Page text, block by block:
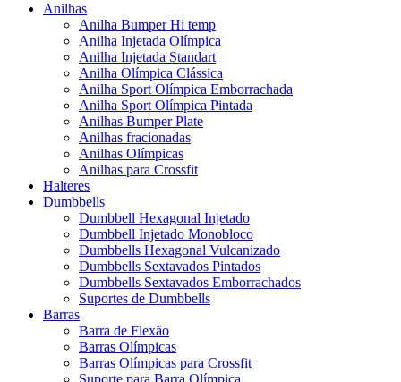
Anilhas
Anilha Bumper Hi temp
Anilha Injetada Olímpica
Anilha Injetada Standart
Anilha Olímpica Clássica
Anilha Sport Olímpica Emborrachada
Anilha Sport Olímpica Pintada
Anilhas Bumper Plate
Anilhas fracionadas
Anilhas Olímpicas
Anilhas para Crossfit
Halteres
Dumbbells
Dumbbell Hexagonal Injetado
Dumbbell Injetado Monobloco
Dumbbells Hexagonal Vulcanizado
Dumbbells Sextavados Pintados
Dumbbells Sextavados Emborrachados
Suportes de Dumbbells
Barras
Barra de Flexão
Barras Olímpicas
Barras Olímpicas para Crossfit